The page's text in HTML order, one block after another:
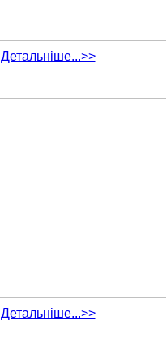
Детальніше...>>
Детальніше...>>